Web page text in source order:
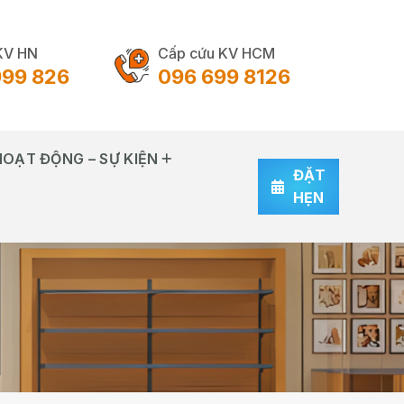
HN
826
Cấp cứu KV HCM
096 699 8126
ĐỘNG – SỰ KIỆN
ĐẶT
HẸN